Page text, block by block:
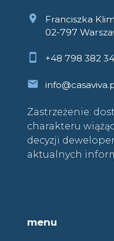
Franciszka
02-797
+48 798 382
Zastrzeżenie:
charakteru
decyzji
aktualnych
menu